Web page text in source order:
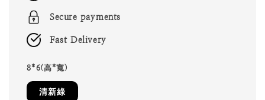
Secure payments
Fast Delivery
8*6(高*寬)
清新綠